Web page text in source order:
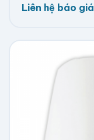
Liên hệ báo giá